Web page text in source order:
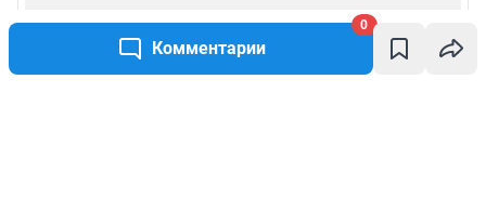
Комментарии
0